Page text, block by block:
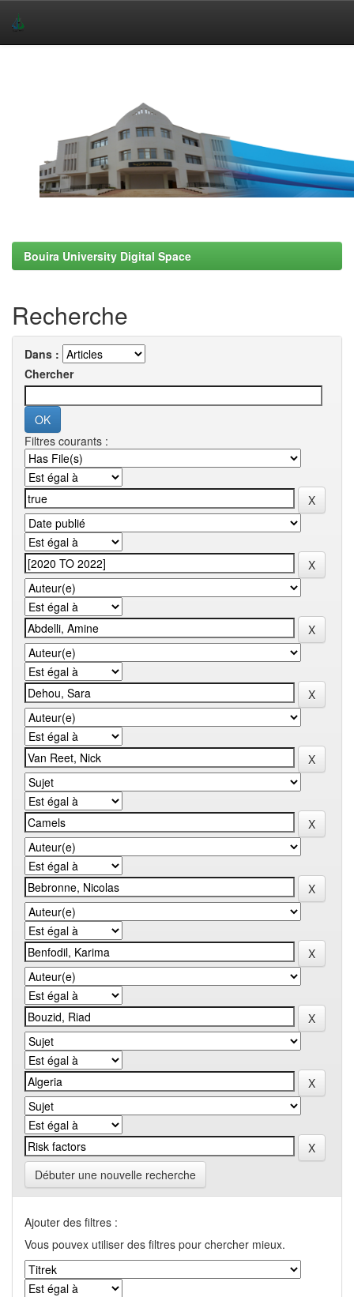
Bouira University Digital Space
Recherche
Dans :
Chercher
Filtres courants :
Débuter une nouvelle recherche
Ajouter des filtres :
Vous pouvex utiliser des filtres pour chercher mieux.